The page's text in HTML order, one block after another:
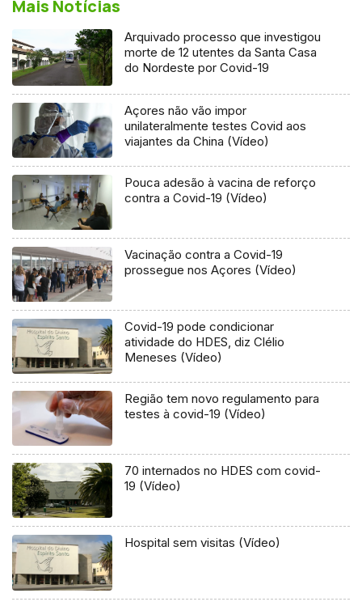
Mais Notícias
Arquivado processo que investigou
morte de 12 utentes da Santa Casa
do Nordeste por Covid-19
Açores não vão impor
unilateralmente testes Covid aos
viajantes da China (Vídeo)
Pouca adesão à vacina de reforço
contra a Covid-19 (Vídeo)
Vacinação contra a Covid-19
prossegue nos Açores (Vídeo)
Covid-19 pode condicionar
atividade do HDES, diz Clélio
Meneses (Vídeo)
Região tem novo regulamento para
testes à covid-19 (Vídeo)
70 internados no HDES com covid-
19 (Vídeo)
Hospital sem visitas (Vídeo)